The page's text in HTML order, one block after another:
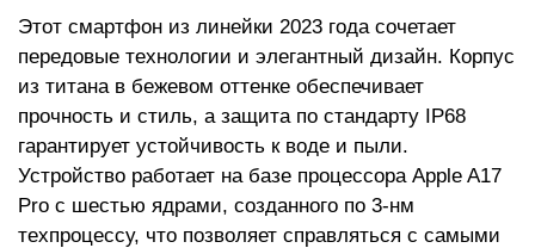
Этот смартфон из линейки 2023 года сочетает
передовые технологии и элегантный дизайн. Корпус
из титана в бежевом оттенке обеспечивает
прочность и стиль, а защита по стандарту IP68
гарантирует устойчивость к воде и пыли.
Устройство работает на базе процессора Apple A17
Pro с шестью ядрами, созданного по 3-нм
техпроцессу, что позволяет справляться с самыми